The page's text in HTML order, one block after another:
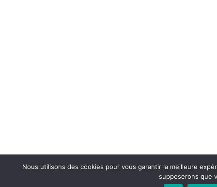
Nous utilisons des cookies pour vous garantir la meilleure
supposerons que